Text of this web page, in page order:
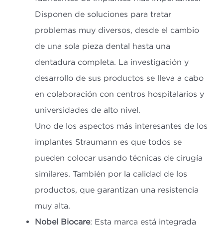
Disponen de soluciones para tratar
problemas muy diversos, desde el cambio
de una sola pieza dental hasta una
dentadura completa. La investigación y
desarrollo de sus productos se lleva a cabo
en colaboración con centros hospitalarios y
universidades de alto nivel.
Uno de los aspectos más interesantes de los
implantes Straumann es que todos se
pueden colocar usando técnicas de cirugía
similares. También por la calidad de los
productos, que garantizan una resistencia
muy alta.
Nobel Biocare: Esta marca está integrada